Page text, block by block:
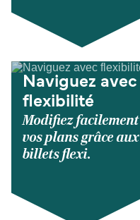
Naviguez avec
flexibilité
Modifiez facilement
vos plans grâce aux
billets flexi.